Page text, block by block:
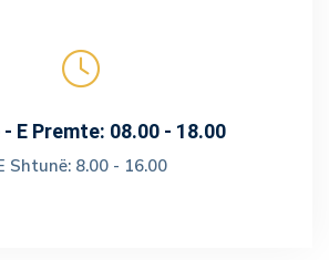
- E Premte: 08.00 - 18.00
Shtunë: 8.00 - 16.00